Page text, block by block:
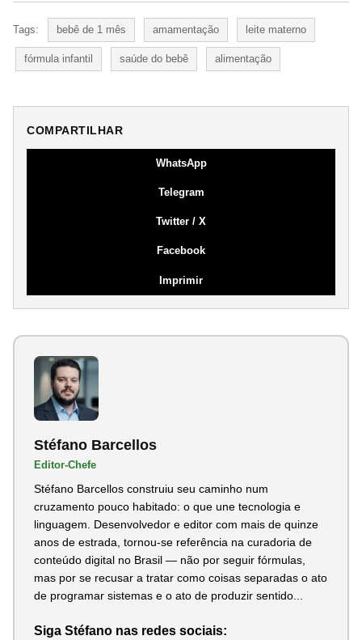
Tags: bebê de 1 mês amamentação leite materno
fórmula infantil saúde do bebê alimentação
COMPARTILHAR
WhatsApp
Telegram
Twitter / X
Facebook
Imprimir
Stéfano Barcellos
Editor-Chefe
Stéfano Barcellos construiu seu caminho num
cruzamento pouco habitado: o que une tecnologia e
linguagem. Desenvolvedor e editor com mais de quinze
anos de estrada, tornou-se referência na curadoria de
conteúdo digital no Brasil — não por seguir fórmulas,
mas por se recusar a tratar como coisas separadas o ato
de programar sistemas e o ato de produzir sentido...
Siga Stéfano nas redes sociais: